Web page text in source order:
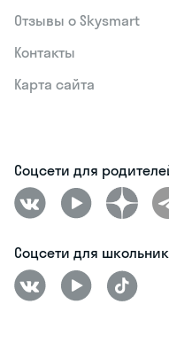
Отзывы о Skysmart
Контакты
Карта сайта
Соцсети для
Соцсети для